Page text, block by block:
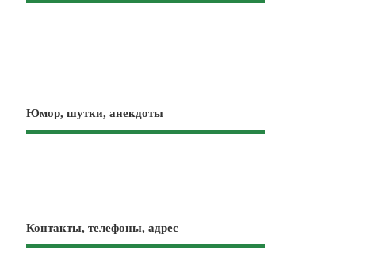
Юмор, шутки, анекдоты
Контакты, телефоны, адрес